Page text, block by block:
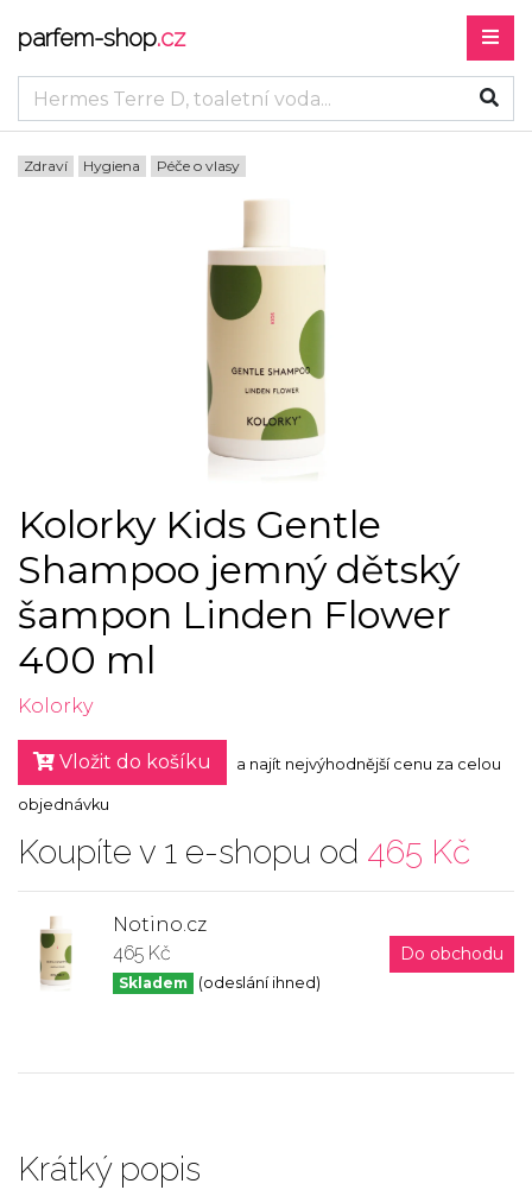
parfem-shop.cz
Zdraví Hygiena Péče o vlasy
Kolorky Kids Gentle
Shampoo jemný dětský
šampon Linden Flower
400 ml
Kolorky
Vložit do košíku a najít nejvýhodnější cenu za celou
objednávku
Koupíte v 1 e-shopu od 465 Kč
Notino.cz
465 Kč
Skladem (odeslání ihned)
Do obchodu
Krátký popis